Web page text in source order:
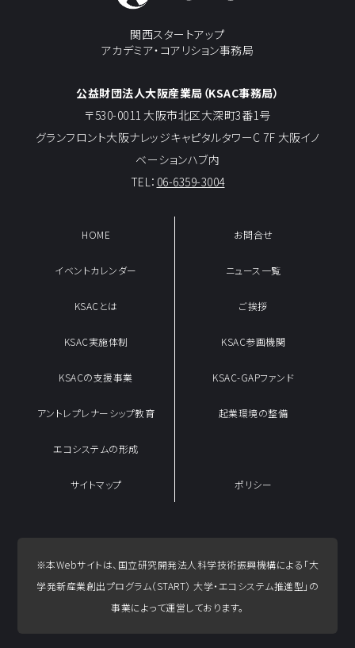
関西スタートアップ
アカデミア・コアリション事務局
公益財団法人大阪産業局（KSAC事務局）
〒530-0011 大阪市北区大深町3番1号
グランフロント大阪ナレッジキャピタルタワーC 7F 大阪イノ
ベーションハブ内
TEL： 06-6359-3004
HOME お問合せ
イベントカレンダー ニュース一覧
KSACとは ご挨拶
KSAC実施体制 KSAC参画機関
KSACの支援事業 KSAC-GAPファンド
アントレプレナーシップ教育 起業環境の整備
エコシステムの形成
サイトマップ ポリシー
※本Webサイトは、国立研究開発法人科学技術振興機構による 「大
学発新産業創出プログラム（START） 大学・エコシステム推進型」の
事業によって運営しております。